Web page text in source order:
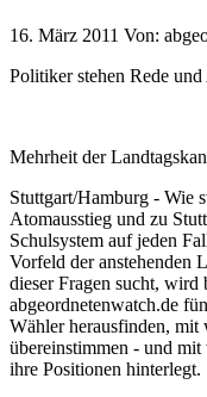
16. März 2011 Von:
Politiker stehen Rede
Mehrheit der
Stuttgart/Hamburg - Wie
Atomausstieg und zu
Schulsystem auf jeden
Vorfeld der anstehenden
dieser Fragen sucht, wird
abgeordnetenwatch.de
Wähler herausfinden, mit
übereinstimmen - und
ihre Positionen hinterlegt.